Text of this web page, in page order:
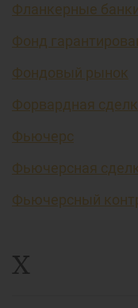
Фланкерные
Фонд
Фондовый рынок
Форвардная
Фьючерс
Фьючерсная
Фьючерсный
Х